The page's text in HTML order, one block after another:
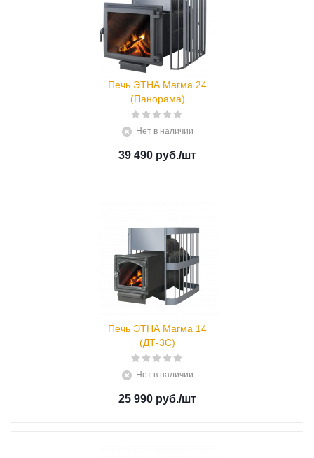
Печь ЭТНА Магма 24
(Панорама)
Нет в наличии
39 490 руб./шт
Печь ЭТНА Магма 14
(ДТ-3С)
Нет в наличии
25 990 руб./шт